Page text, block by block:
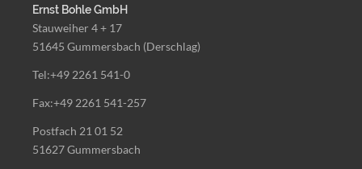
Ernst Bohle GmbH
Stauweiher 4 + 17
51645 Gummersbach (Derschlag)
Tel:+49 2261 541-0
Fax:+49 2261 541-257
Postfach 21 01 52
51627 Gummersbach